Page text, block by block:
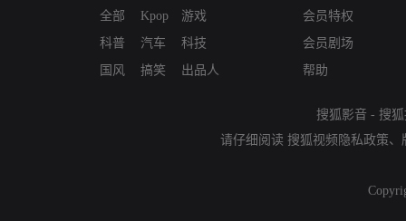
全部
科普
国风
Kpop
汽车
搞笑
游戏
科技
出品人
会员特权
会员剧场
帮助
搜狐影音 - 搜
请仔细阅读 搜狐视频隐私政策、